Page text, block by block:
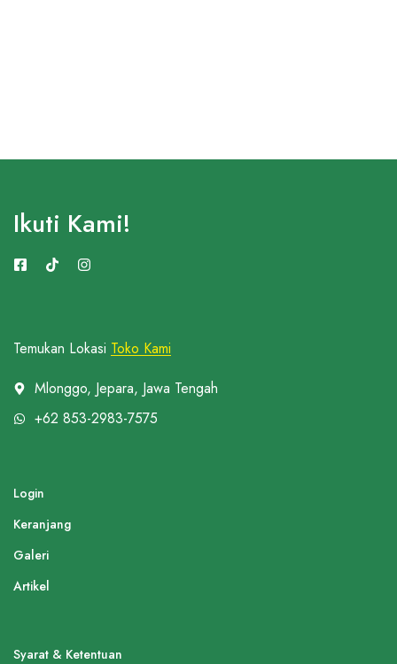
Temukan Lokasi Toko Kami
Mlonggo, Jepara, Jawa Tengah
+62 853-2983-7575
Login
Keranjang
Galeri
Artikel
Syarat & Ketentuan
Ikuti Kami!